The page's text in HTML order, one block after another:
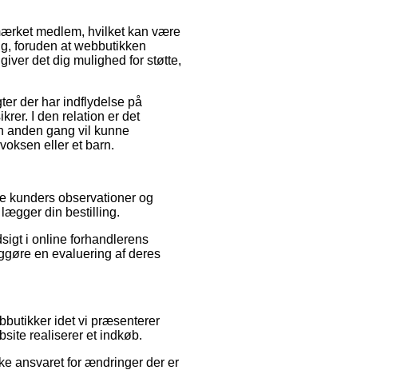
medlem, hvilket kan være
foruden at webbutikken
det dig mulighed for støtte,
der har indflydelse på
I den relation er det
anden gang vil kunne
eller et barn.
kunders observationer og
lægger din bestilling.
i online forhandlerens
en evaluering af deres
idet vi præsenterer
realiserer et indkøb.
ansvaret for ændringer der er